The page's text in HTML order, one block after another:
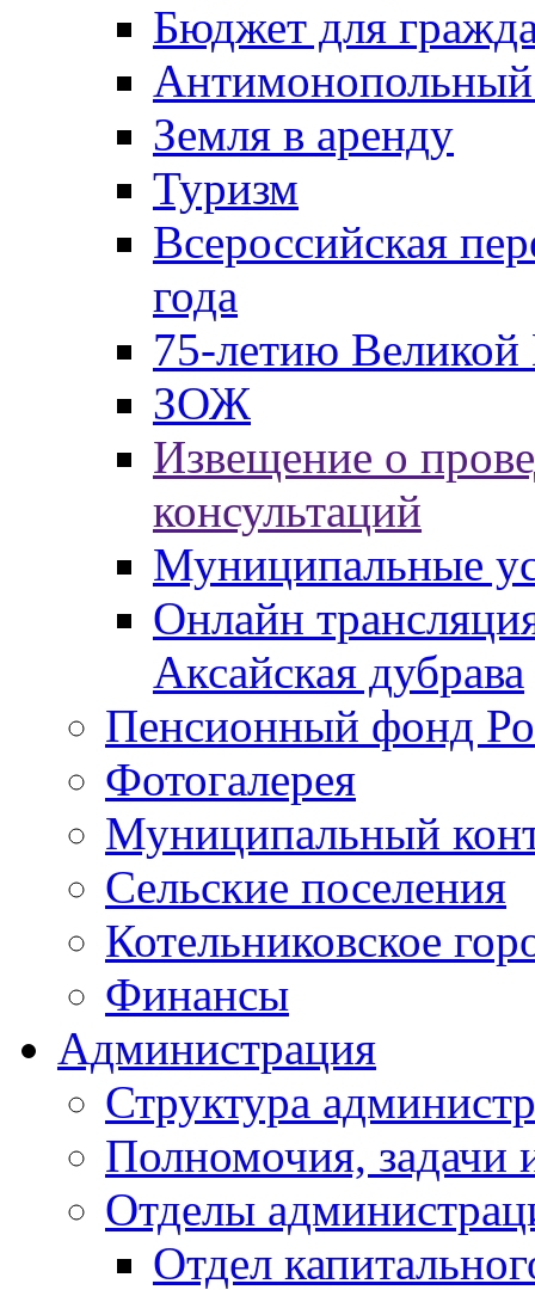
Бюджет для
Антимонопольный
Земля в аренду
Туризм
Всероссийская
года
75-летию
ЗОЖ
Извещение о
консультаций
Муниципальные
Онлайн
Аксайская дубрава
Пенсионный фонд
Фотогалерея
Муниципальный
Сельские поселения
Котельниковское
Финансы
Администрация
Структура
Полномочия, задачи
Отделы
Отдел